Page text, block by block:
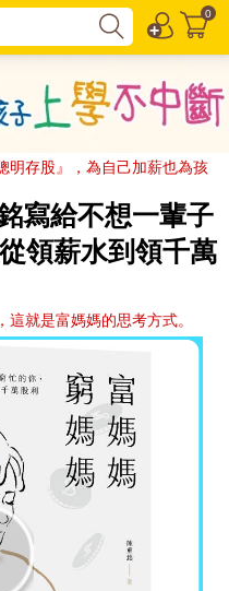
0
明存股』，為自己加薪也為孩
寫給不想一輩子
領薪水到領千萬
就是富媽媽的思考方式。